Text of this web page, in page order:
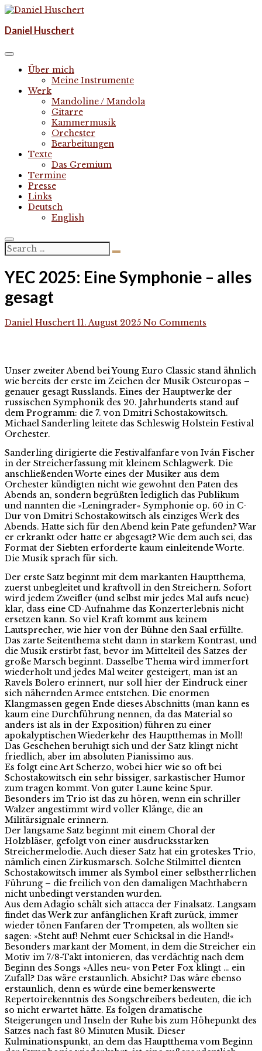
Skip
content
Daniel Huschert
Daniel Huschert
Über mich
Meine Instrumente
Werk
Mandoline / Mandola
Gitarre
Kammermusik
Orchester
Bearbeitungen
Texte
Das Gremium
Termine
Presse
Links
Deutsch
English
YEC 2025: Eine Symphonie – alles
gesagt
Daniel Huschert 11. August 2025 No Comments
Unser zweiter Abend bei Young Euro Classic stand ähnlich
wie bereits der erste im Zeichen der Musik Osteuropas –
genauer gesagt Russlands. Eines der Hauptwerke der
russischen Symphonik des 20. Jahrhunderts stand auf
dem Programm: die 7. von Dmitri Schostakowitsch.
Michael Sanderling leitete das Schleswig Holstein Festival
Orchester.
Sanderling dirigierte die Festivalfanfare von Iván Fischer
in der Streicherfassung mit kleinem Schlagwerk. Die
anschließenden Worte eines der Musiker aus dem
Orchester kündigten nicht wie gewohnt den Paten des
Abends an, sondern begrüßten lediglich das Publikum
und nannten die »Leningrader« Symphonie op. 60 in C-
Dur von Dmitri Schostakowitsch als einziges Werk des
Abends. Hatte sich für den Abend kein Pate gefunden? War
er erkrankt oder hatte er abgesagt? Wie dem auch sei, das
Format der Siebten erforderte kaum einleitende Worte.
Die Musik sprach für sich.
Der erste Satz beginnt mit dem markanten Hauptthema,
zuerst unbegleitet und kraftvoll in den Streichern. Sofort
wird jedem Zweifler (und selbst mir jedes Mal aufs neue)
klar, dass eine CD-Aufnahme das Konzerterlebnis nicht
ersetzen kann. So viel Kraft kommt aus keinem
Lautsprecher, wie hier von der Bühne den Saal erfüllte.
Das zarte Seitenthema steht dann in starkem Kontrast, und
die Musik erstirbt fast, bevor im Mittelteil des Satzes der
große Marsch beginnt. Dasselbe Thema wird immerfort
wiederholt und jedes Mal weiter gesteigert, man ist an
Ravels Bolero erinnert, nur soll hier der Eindruck einer
sich nähernden Armee entstehen. Die enormen
Klangmassen gegen Ende dieses Abschnitts (man kann es
kaum eine Durchführung nennen, da das Material so
anders ist als in der Exposition) führen zu einer
apokalyptischen Wiederkehr des Hauptthemas in Moll!
Das Geschehen beruhigt sich und der Satz klingt nicht
friedlich, aber im absoluten Pianissimo aus.
Es folgt eine Art Scherzo, wobei hier wie so oft bei
Schostakowitsch ein sehr bissiger, sarkastischer Humor
zum tragen kommt. Von guter Laune keine Spur.
Besonders im Trio ist das zu hören, wenn ein schriller
Walzer angestimmt wird voller Klänge, die an
Militärsignale erinnern.
Der langsame Satz beginnt mit einem Choral der
Holzbläser, gefolgt von einer ausdrucksstarken
Streichermelodie. Auch dieser Satz hat ein groteskes Trio,
nämlich einen Zirkusmarsch. Solche Stilmittel dienten
Schostakowitsch immer als Symbol einer selbstherrlichen
Führung – die freilich von den damaligen Machthabern
nicht unbedingt verstanden wurden.
Aus dem Adagio schält sich attacca der Finalsatz. Langsam
findet das Werk zur anfänglichen Kraft zurück, immer
wieder tönen Fanfaren der Trompeten, als wollten sie
sagen: »Steht auf! Nehmt euer Schicksal in die Hand!«
Besonders markant der Moment, in dem die Streicher ein
Motiv im 7/8-Takt intonieren, das verdächtig nach dem
Beginn des Songs »Alles neu« von Peter Fox klingt … ein
Zufall? Das wäre erstaunlich. Absicht? Das wäre ebenso
erstaunlich, denn es würde eine bemerkenswerte
Repertoirekenntnis des Songschreibers bedeuten, die ich
so nicht erwartet hätte. Es folgen dramatische
Steigerungen und Inseln der Ruhe bis zum Höhepunkt des
Satzes nach fast 80 Minuten Musik. Dieser
Kulminationspunkt, an dem das Hauptthema vom Beginn